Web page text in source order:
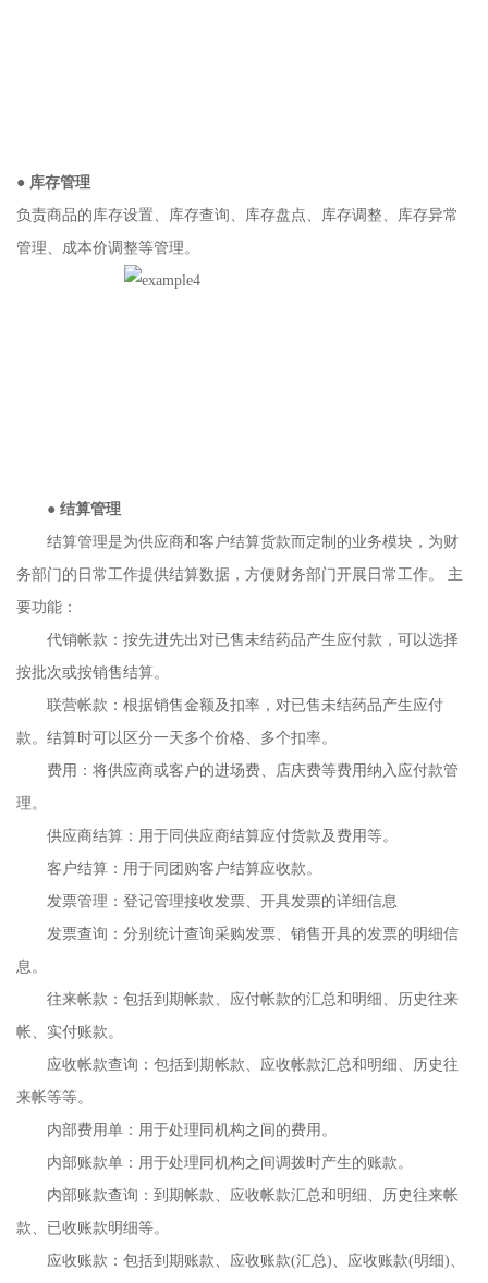
● 库存管理
负责商品的库存设置、库存查询、库存盘点、库存调整、库存异常
管理、成本价调整等管理。
● 结算管理
结算管理是为供应商和客户结算货款而定制的业务模块，为财
务部门的日常工作提供结算数据，方便财务部门开展日常工作。 主
要功能：
代销帐款：按先进先出对已售未结药品产生应付款，可以选择
按批次或按销售结算。
联营帐款：根据销售金额及扣率，对已售未结药品产生应付
款。结算时可以区分一天多个价格、多个扣率。
费用：将供应商或客户的进场费、店庆费等费用纳入应付款管
理。
供应商结算：用于同供应商结算应付货款及费用等。
客户结算：用于同团购客户结算应收款。
发票管理：登记管理接收发票、开具发票的详细信息
发票查询：分别统计查询采购发票、销售开具的发票的明细信
息。
往来帐款：包括到期帐款、应付帐款的汇总和明细、历史往来
帐、实付账款。
应收帐款查询：包括到期帐款、应收帐款汇总和明细、历史往
来帐等等。
内部费用单：用于处理同机构之间的费用。
内部账款单：用于处理同机构之间调拨时产生的账款。
内部账款查询：到期帐款、应收帐款汇总和明细、历史往来帐
款、已收账款明细等。
应收账款：包括到期账款、应收账款(汇总)、应收账款(明细)、